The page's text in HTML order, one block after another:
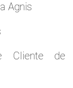
Agnis
Cliente de